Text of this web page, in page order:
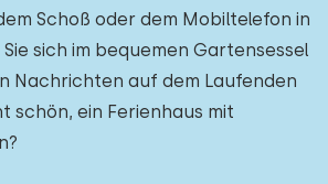
Schoß oder dem Mobiltelefon in
sich im bequemen Gartensessel
Nachrichten auf dem Laufenden
schön, ein Ferienhaus mit